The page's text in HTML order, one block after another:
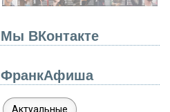
Мы ВКонтакте
ФранкАфиша